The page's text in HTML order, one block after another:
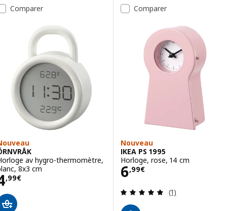
Comparer
av hygro-thermomètre,
8x3 cm
,99€4,99€
Comparer
Nouveau
IKEA PS 1995
Horloge, rose, 14 cm
6,99€
Prix 6,99€
Révision: 5
(1)